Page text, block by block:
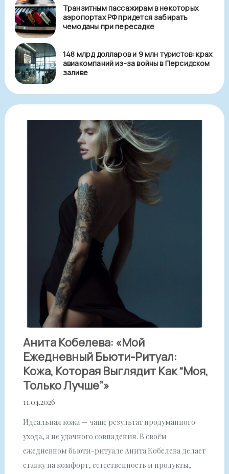
Транзитным пассажирам в некоторых
аэропортах РФ придется забирать
чемоданы при пересадке
148 млрд долларов и 9 млн туристов: крах
авиакомпаний из-за войны в Персидском
заливе
Анита Кобелева: «Мой
Ежедневный Бьюти-Ритуал:
Кожа, Которая Выглядит Как “моя,
Только Лучше”»
11.04.2026
Идеальная кожа — чаще результат продуманного
ухода, а не удачного совпадения. В своём
ежедневном бьюти-ритуале Анита Кобелева делает
ставку на комфорт, естественность и продукты,